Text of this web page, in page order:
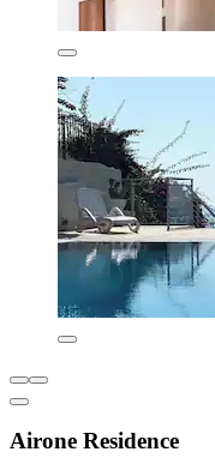
Airone Residence